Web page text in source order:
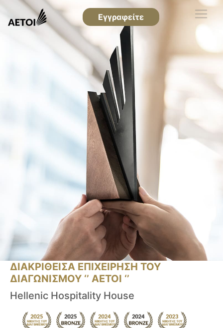
Εγγραφείτε
ΔΙΑΚΡΙΘΕΙΣΑ ΕΠΙΧΕΙΡΗΣΗ ΤΟΥ
ΔΙΑΓΩΝΙΣΜΟΥ ‘’ ΑΕΤΟΙ ‘’
Hellenic Hospitality House